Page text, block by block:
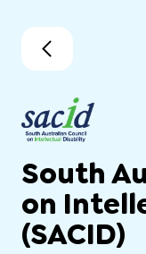
South
on
(SACID)